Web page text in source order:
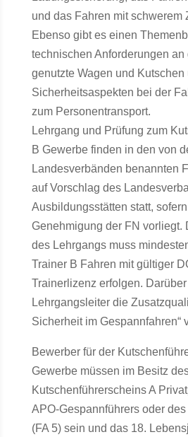
und das Fahren mit schwerem
Ebenso gibt es einen
technischen Anforderungen an
genutzte Wagen und Kutschen
Sicherheitsaspekten bei der
zum Personentransport.
Lehrgang und Prüfung zum
B Gewerbe finden in den von
Landesverbänden benannten
auf Vorschlag des
Ausbildungsstätten statt,
Genehmigung der FN vorliegt.
des Lehrgangs muss
Trainer B Fahren mit gültiger
Trainerlizenz erfolgen.
Lehrgangsleiter die
Sicherheit im Gespannfahren“
Bewerber für der
Gewerbe müssen im Besitz
Kutschenführerscheins A
APO-Gespannführers oder
(FA 5) sein und das 18.